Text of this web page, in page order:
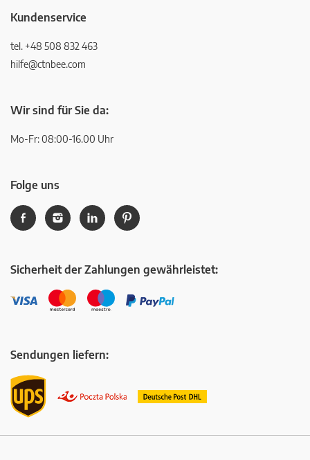
Kundenservice
tel. +48 508 832 463
hilfe@ctnbee.com
Wir sind für Sie da:
Mo-Fr: 08:00-16.00 Uhr
Folge uns
Sicherheit der Zahlungen gewährleistet:
Sendungen liefern: